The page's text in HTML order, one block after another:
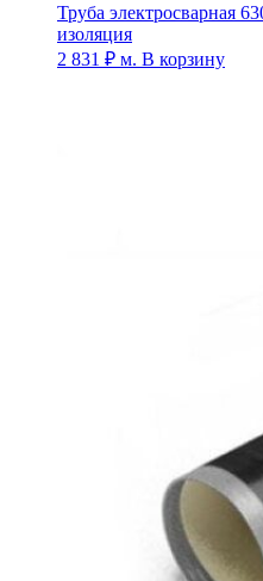
Труба электросварная
изоляция
2 831 ₽ м. В корзину